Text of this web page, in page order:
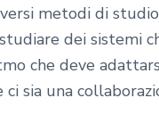
metodi di
dei sistemi
che deve
sia una